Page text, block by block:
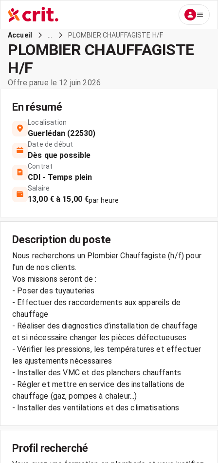
Accueil PLOMBIER CHAUFFAGISTE H/F
PLOMBIER CHAUFFAGISTE
H/F
Offre parue le 12 juin 2026
En résumé
Localisation
Guerlédan (22530)
Date de début
Dès que possible
Contrat
CDI - Temps plein
Salaire
13,00 € à 15,00 €par heure
Description du poste
Nous recherchons un Plombier Chauffagiste (h/f) pour
l'un de nos clients.
Vos missions seront de :
- Poser des tuyauteries
- Effectuer des raccordements aux appareils de
chauffage
- Réaliser des diagnostics d’installation de chauffage
et si nécessaire changer les pièces défectueuses
- Vérifier les pressions, les températures et effectuer
les ajustements nécessaires
- Installer des VMC et des planchers chauffants
- Régler et mettre en service des installations de
chauffage (gaz, pompes à chaleur...)
- Installer des ventilations et des climatisations
Profil recherché